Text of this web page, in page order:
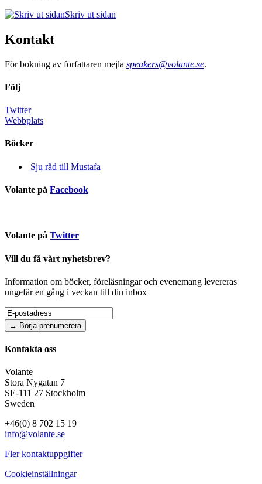
Skriv ut sidan
Kontakt
För bokning av författaren mejla speakers@volante.se.
Följ
Twitter
Webbplats
Böcker
Sju råd till Mustafa
Volante på Facebook
Volante på Twitter
Vill du få vårt nyhetsbrev?
Information om böcker, föreläsningar och evenemang levereras
ungefär en gång i veckan till din inbox
Kontakta oss
Volante
Stora Nygatan 7
SE-111 27 Stockholm
Sweden
+46(0) 8 702 15 19
info@volante.se
Fler kontaktuppgifter
Cookieinställningar